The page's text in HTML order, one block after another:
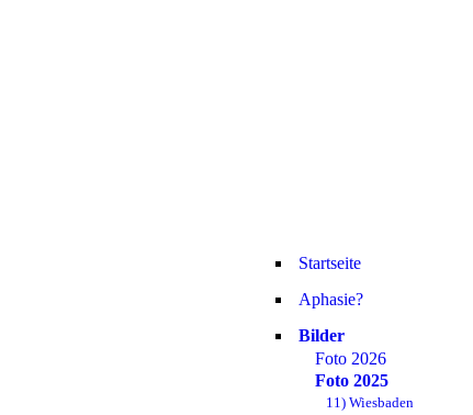
Startseite
Aphasie?
Bilder
Foto 2026
Foto 2025
11) Wiesbaden